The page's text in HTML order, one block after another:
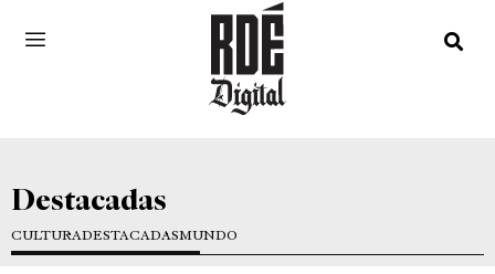
Destacadas
CULTURADESTACADASMUNDO